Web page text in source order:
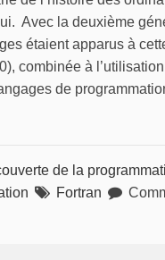
Avec la deuxième
étaient apparus à
combinée à
de
de la
Fortran